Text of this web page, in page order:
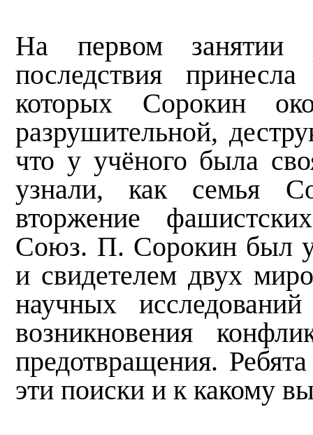
На первом занятии
последствия
которых Сорокин
разрушительной,
что у учёного была
узнали, как семья
вторжение
Союз. П. Сорокин был
и свидетелем двух
научных
возникновения
предотвращения.
эти поиски и к какому